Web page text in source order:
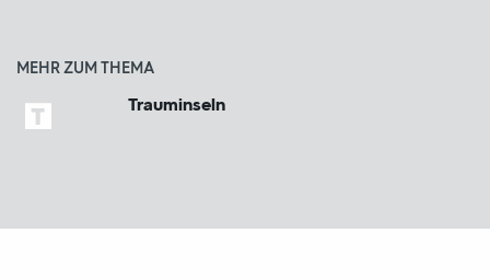
MEHR ZUM THEMA
Trauminseln